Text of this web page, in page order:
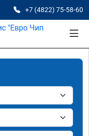
+7 (4822) 75-58-60